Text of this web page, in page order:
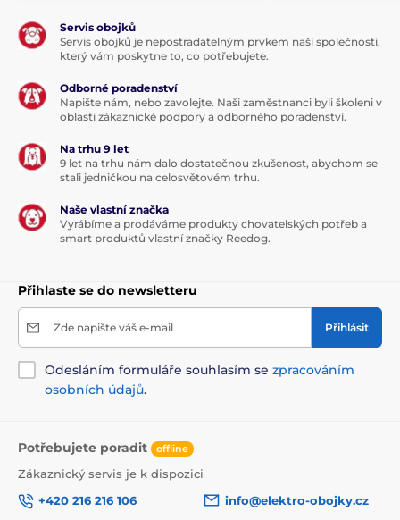
Servis obojků
Servis obojků je nepostradatelným prvkem naší společnosti,
který vám poskytne to, co potřebujete.
Odborné poradenství
Napište nám, nebo zavolejte. Naši zaměstnanci byli školeni v
oblasti zákaznické podpory a odborného poradenství.
Na trhu 9 let
9 let na trhu nám dalo dostatečnou zkušenost, abychom se
stali jedničkou na celosvětovém trhu.
Naše vlastní značka
Vyrábíme a prodáváme produkty chovatelských potřeb a
smart produktů vlastní značky Reedog.
Přihlaste se do newsletteru
Zde napište váš e-mail Přihlásit
Odesláním formuláře souhlasím se zpracováním
osobních údajů.
Potřebujete poradit offline
Zákaznický servis je k dispozici
+420 216 216 106
info@elektro-obojky.cz